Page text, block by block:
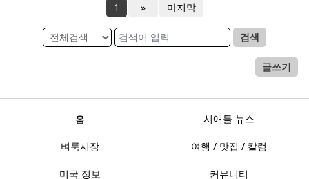
1 » 마지막
검색
글쓰기
홈 시애틀 뉴스
벼룩시장 여행 / 맛집 / 칼럼
미국 정보 커뮤니티